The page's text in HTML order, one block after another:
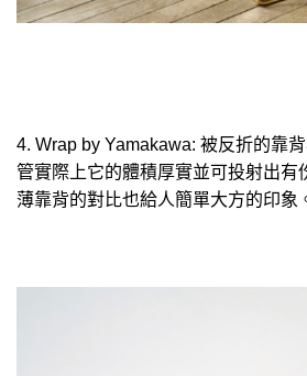
4. Wrap by Yamakawa: 被反折的靠
管實際上它的體積厚實並可投射出有
薄靠背的對比也給人簡單大方的印象